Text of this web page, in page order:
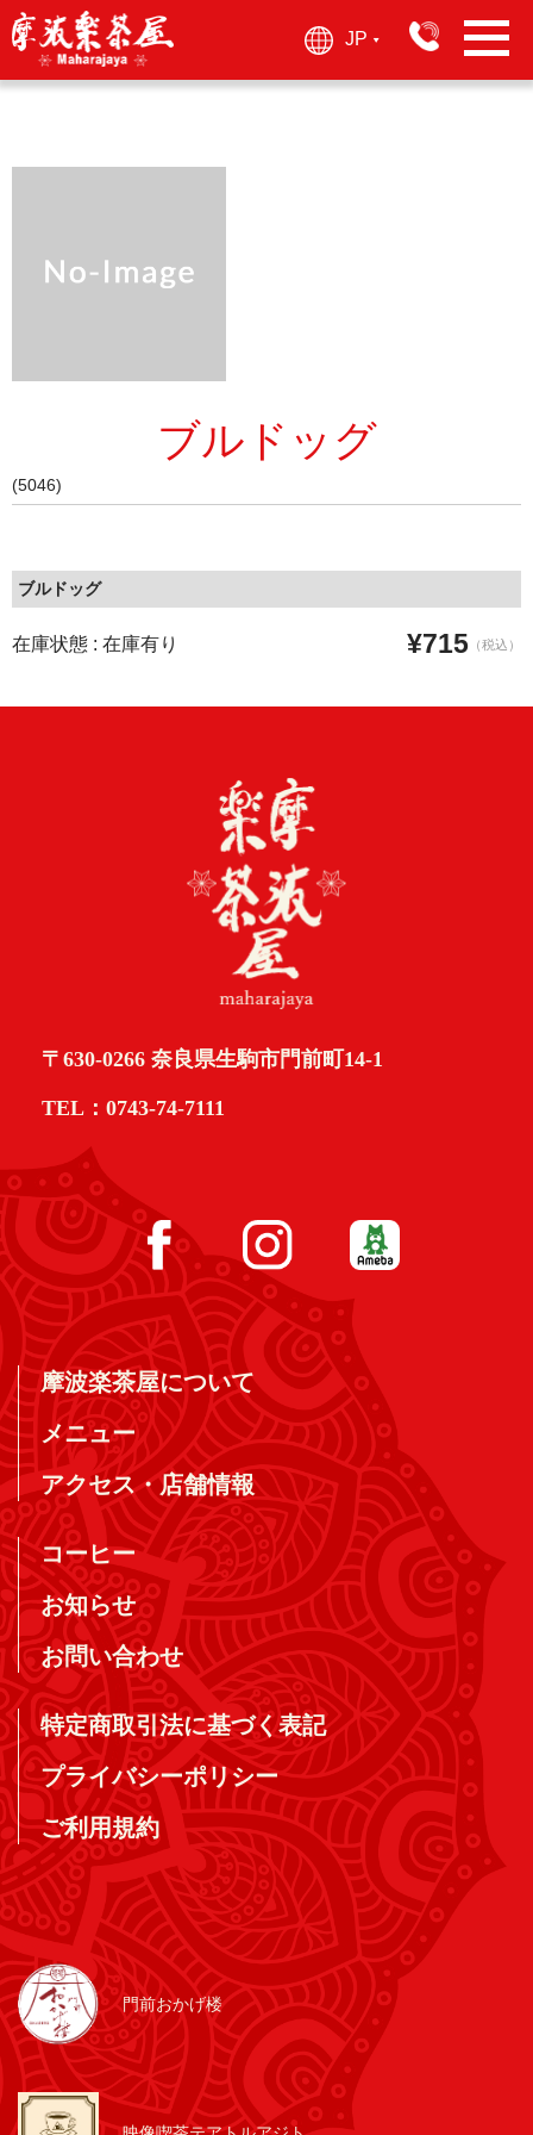
JP ▶︎
ブルドッグ
(5046)
ブルドッグ
在庫状態 : 在庫有り ¥715 （税込）
〒630-0266 奈良県生駒市門前町14-1
TEL：0743-74-7111
摩波楽茶屋について
メニュー
アクセス・店舗情報
コーヒー
お知らせ
お問い合わせ
特定商取引法に基づく表記
プライバシーポリシー
ご利用規約
門前おかげ楼